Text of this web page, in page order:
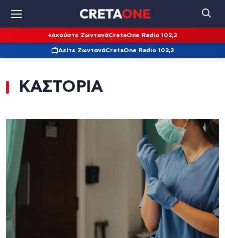
Ακούστε ΖωντανάCretaOne Radio 102,3
Δείτε ΖωντανάCretaOne Radio 102,3
ΚΑΣΤΟΡΙΑ